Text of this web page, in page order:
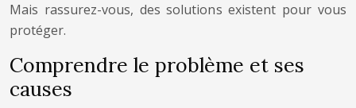
Mais rassurez-vous, des solutions existent pour vous
protéger.
Comprendre le problème et ses
causes